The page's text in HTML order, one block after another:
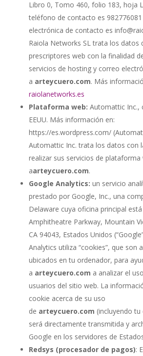
Libro 0, Tomo 460, folio 183, hoja
teléfono de contacto es
electrónica de contacto es
Raiola Networks SL trata los datos
prescriptores web con la finalidad
servicios de hosting y correo
a arteycuero.com. Más
raiolanetworks.es
Plataforma web: Automattic Inc.,
EEUU. Más información en:
https://es.wordpress.com/
Automattic Inc. trata los datos con
realizar sus servicios de plataforma
aarteycuero.com.
Google Analytics: un servicio
prestado por Google, Inc., una
Delaware cuya oficina principal
Amphitheatre Parkway, Mountain
CA 94043, Estados Unidos
Analytics utiliza “cookies”, que son
ubicados en tu ordenador, para
a arteycuero.com a analizar el
usuarios del sitio web. La
cookie acerca de su uso
de arteycuero.com (incluyendo tu
será directamente transmitida y
Google en los servidores de
Redsys (procesador de pagos):